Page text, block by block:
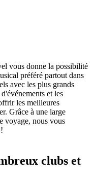
vous donne la possibilité
préféré partout dans
avec les plus grands
et les
les meilleures
Grâce à une large
voyage, nous vous
clubs et